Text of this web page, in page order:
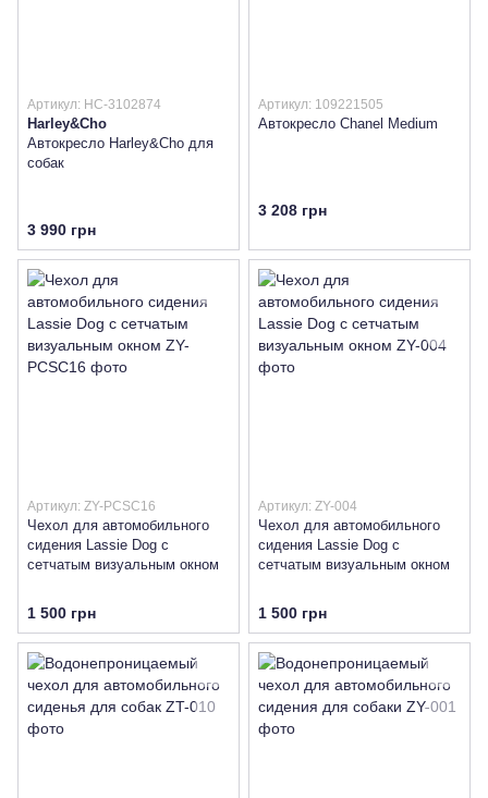
Артикул: HC-3102874
Harley&Cho
Автокресло Harley&Cho для
собак
3 990 грн
Артикул: 109221505
Автокресло Chanel Medium
3 208 грн
Артикул: ZY-PCSC16
Чехол для автомобильного
сидения Lassie Dog с
сетчатым визуальным окном
1 500 грн
Артикул: ZY-004
Чехол для автомобильного
сидения Lassie Dog с
сетчатым визуальным окном
1 500 грн